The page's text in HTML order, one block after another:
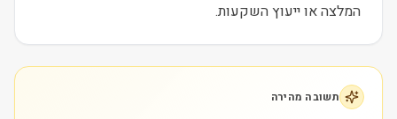
המלצה או ייעוץ השקעות.
תשובה מהירה